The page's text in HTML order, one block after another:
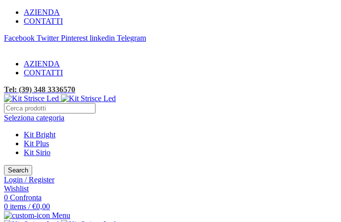
AZIENDA
CONTATTI
Facebook Twitter Pinterest linkedin Telegram
AZIENDA
CONTATTI
Tel: (39) 348 3336570
Seleziona categoria
Kit Bright
Kit Plus
Kit Sirio
Search
Login / Register
Wishlist
0 Confronta
0 items / €0,00
Menu